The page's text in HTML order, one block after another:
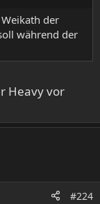
der
während der
Heavy vor
#224